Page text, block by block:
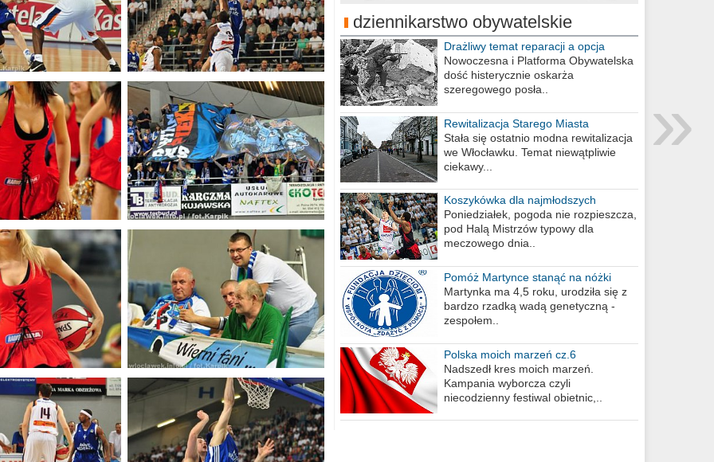
dziennikarstwo obywatelskie
Drażliwy temat reparacji a opcja
berlińska
Nowoczesna i Platforma Obywatelska
dość histerycznie oskarża
szeregowego posła..
Rewitalizacja Starego Miasta
Stała się ostatnio modna rewitalizacja
we Włocławku. Temat niewątpliwie
ciekawy...
Koszykówka dla najmłodszych
Poniedziałek, pogoda nie rozpieszcza,
pod Halą Mistrzów typowy dla
meczowego dnia..
Pomóż Martynce stanąć na nóżki
Martynka ma 4,5 roku, urodziła się z
bardzo rzadką wadą genetyczną -
zespołem..
Polska moich marzeń cz.6
Nadszedł kres moich marzeń.
Kampania wyborcza czyli
niecodzienny festiwal obietnic,..
»